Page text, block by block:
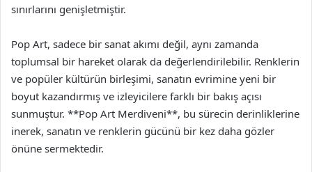
sınırlarını genişletmiştir.
Pop Art, sadece bir sanat akımı değil, aynı zamanda
toplumsal bir hareket olarak da değerlendirilebilir. Renklerin
ve popüler kültürün birleşimi, sanatın evrimine yeni bir
boyut kazandırmış ve izleyicilere farklı bir bakış açısı
sunmuştur. **Pop Art Merdiveni**, bu sürecin derinliklerine
inerek, sanatın ve renklerin gücünü bir kez daha gözler
önüne sermektedir.